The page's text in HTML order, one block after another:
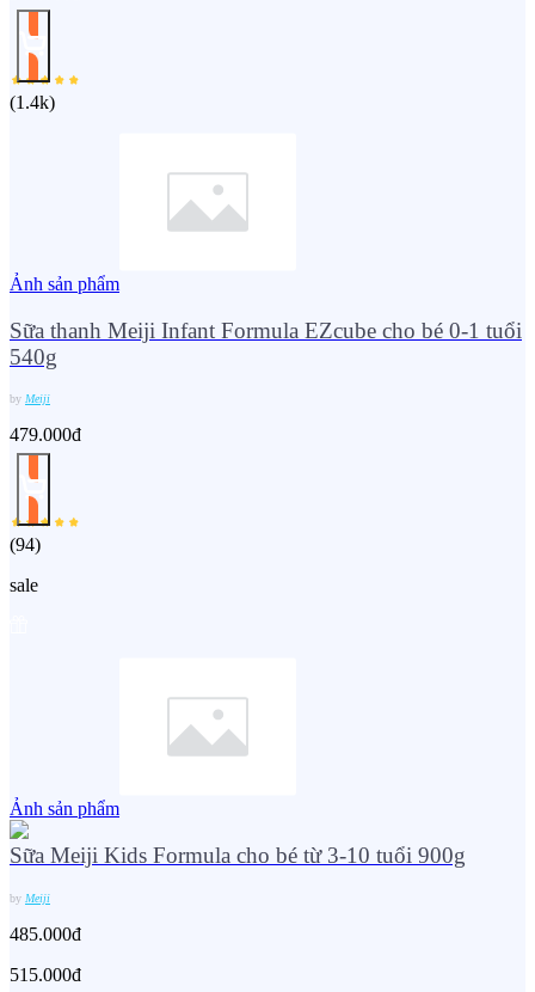
(1.4k)
Ảnh sản phẩm
Sữa thanh Meiji Infant Formula EZcube cho bé 0-1 tuổi
540g
by Meiji
479.000đ
(94)
sale
Ảnh sản phẩm
Sữa Meiji Kids Formula cho bé từ 3-10 tuổi 900g
by Meiji
485.000đ
515.000đ